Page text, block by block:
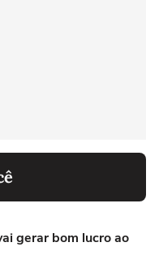
gerar bom lucro ao